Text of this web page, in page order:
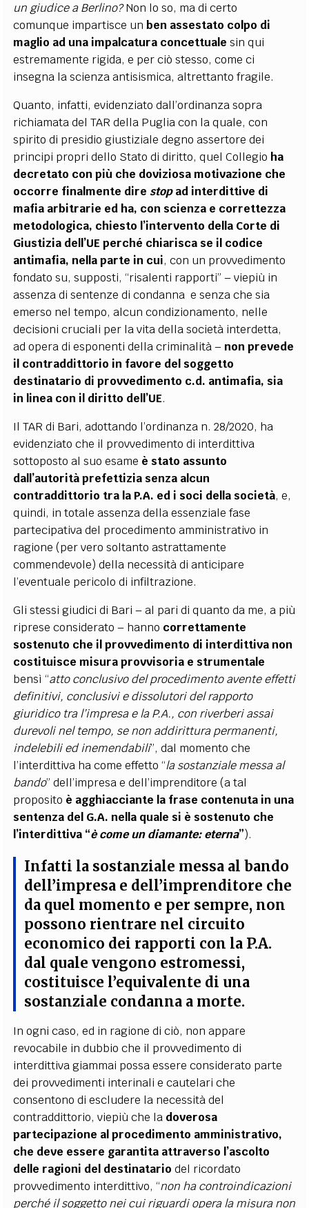
un giudice a Berlino?Non lo so, ma di certo
comunque impartisce unben assestato colpo di
maglio ad una impalcatura concettuale sin qui
estremamente rigida, e per ciò stesso, come ci
insegna la scienza antisismica, altrettanto fragile.
Quanto, infatti, evidenziato dall’ordinanza sopra
richiamata del TAR della Puglia con la quale, con
spirito di presidio giustiziale degno assertore dei
principi propri dello Stato di diritto, quel Collegio ha
decretato con più che doviziosa motivazione che
occorre finalmente dire stopad interdittive di
mafia arbitrarie ed ha, con scienza e correttezza
metodologica, chiesto l’intervento della Corte di
Giustizia dell’UE perché chiarisca se il codice
antimafia, nella parte in cui, con un provvedimento
fondato su, supposti, “risalenti rapporti” – viepiù in
assenza di sentenze di condanna e senza che sia
emerso nel tempo, alcun condizionamento, nelle
decisioni cruciali per la vita della società interdetta,
ad opera di esponenti della criminalità – non prevede
il contraddittorio in favore del soggetto
destinatario di provvedimento c.d. antimafia, sia
in linea con il diritto dell’UE.
Il TAR di Bari, adottando l’ordinanza n. 28/2020, ha
evidenziato che il provvedimento di interdittiva
sottoposto al suo esame è stato assunto
dall’autorità prefettizia senza alcun
contraddittorio tra la P.A. ed i soci della società, e,
quindi, in totale assenza della essenziale fase
partecipativa del procedimento amministrativo in
ragione (per vero soltanto astrattamente
commendevole) della necessità di anticipare
l’eventuale pericolo di infiltrazione.
Gli stessi giudici di Bari – al pari di quanto da me, a più
riprese considerato – hanno correttamente
sostenuto che il provvedimento di interdittiva non
costituisce misura provvisoria e strumentale
bensì “atto conclusivo del procedimento avente effetti
definitivi, conclusivi e dissolutori del rapporto
giuridico tra l’impresa e la P.A., con riverberi assai
durevoli nel tempo, se non addirittura permanenti,
indelebili ed inemendabili”, dal momento che
l’interdittiva ha come effetto “la sostanziale messa al
bando” dell’impresa e dell’imprenditore (a tal
proposito è agghiacciante la frase contenuta in una
sentenza del G.A. nella quale si è sostenuto che
l’interdittiva “è come un diamante: eterna”).
Infatti la sostanziale messa al bando
dell’impresa e dell’imprenditore che
da quel momento e per sempre, non
possono rientrare nel circuito
economico dei rapporti con la P.A.
dal quale vengono estromessi,
costituisce l’equivalente di una
sostanziale condanna a morte.
In ogni caso, ed in ragione di ciò, non appare
revocabile in dubbio che il provvedimento di
interdittiva giammai possa essere considerato parte
dei provvedimenti interinali e cautelari che
consentono di escludere la necessità del
contraddittorio, viepiù che la doverosa
partecipazione al procedimento amministrativo,
che deve essere garantita attraverso l’ascolto
delle ragioni del destinatario del ricordato
provvedimento interdittivo, “non ha controindicazioni
perché il soggetto nei cui riguardi opera la misura non